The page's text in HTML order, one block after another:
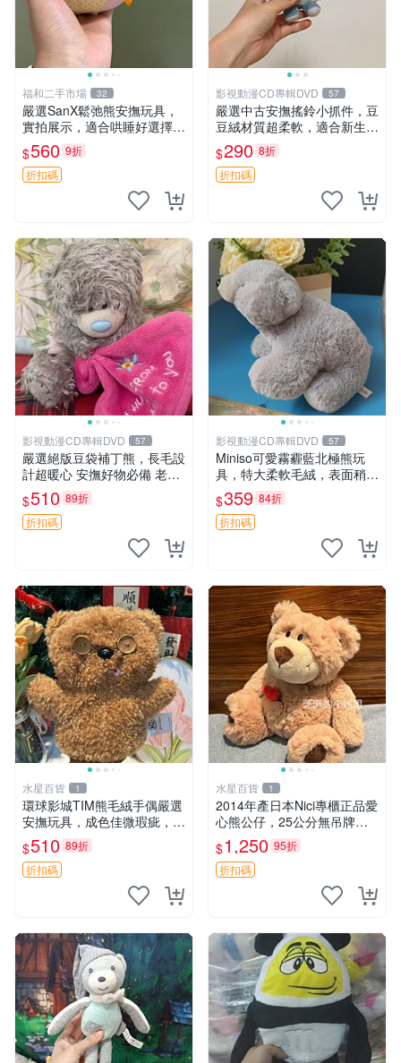
福和二手市場 32
嚴選SanX鬆弛熊安撫玩具，
實拍展示，適合哄睡好選擇
電腦玩具 安撫用品
$560 9折
折扣碼
影視動漫CD專輯DVD 57
嚴選中古安撫搖鈴小抓件，豆
豆絨材質超柔軟，適合新生寶
寶緩解焦慮 (安撫玩具 寶寶用
品 抱枕)
$290 8折
折扣碼
影視動漫CD專輯DVD 57
嚴選絕版豆袋補丁熊，長毛設
計超暖心 安撫好物必備 老料
長毛抱枕，仿古成色如實呈現
經典款推薦收藏 拍下即送長
毛抱枕，絕版補丁熊，安心之
$510 89折
折扣碼
影視動漫CD專輯DVD 57
Miniso可愛霧霾藍北極熊玩
具，特大柔軟毛絨，表面稍有
使用痕跡，適合居家擺放 23
CM 毛絨玩具 北極熊 魯班熊
$359 84折
折扣碼
水星百貨 1
環球影城TIM熊毛絨手偶嚴選
安撫玩具，成色佳微瑕疵，贈
小禮物超值優惠 TIM熊 毛絨
手偶 安撫 toy 嚴選
$510 89折
折扣碼
水星百貨 1
2014年產日本Nici專櫃正品愛
心熊公仔，25公分無吊牌全
新 愛心熊 公仔 熊抱玩偶
$1,250 95折
折扣碼